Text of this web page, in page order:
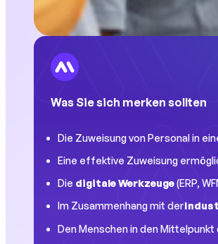
Was Sie sich merken sollten
Die Zuweisung von Personal in
Eine effektive Zuweisung
Die digitale Werkzeuge(ERP,
Im Zusammenhang mit der
Den Menschen in den